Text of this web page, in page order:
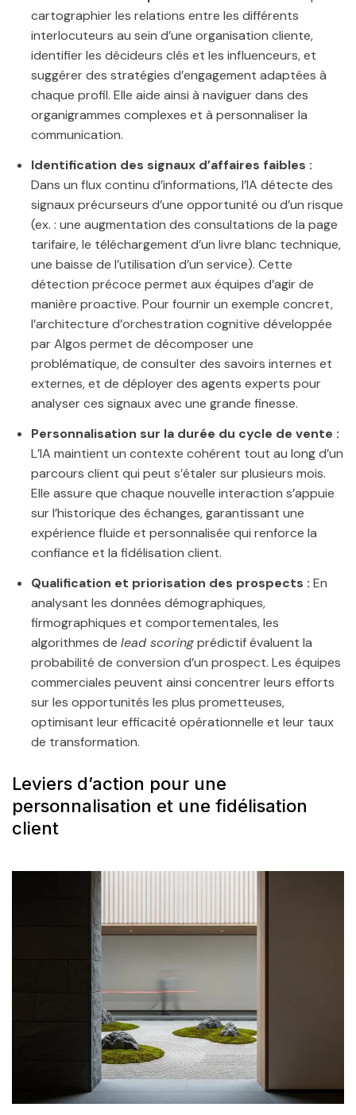
cartographier les relations entre les différents
interlocuteurs au sein d’une organisation cliente,
identifier les décideurs clés et les influenceurs, et
suggérer des stratégies d’engagement adaptées à
chaque profil. Elle aide ainsi à naviguer dans des
organigrammes complexes et à personnaliser la
communication.
Identification des signaux d’affaires faibles :
Dans un flux continu d’informations, l’IA détecte des
signaux précurseurs d’une opportunité ou d’un risque
(ex. : une augmentation des consultations de la page
tarifaire, le téléchargement d’un livre blanc technique,
une baisse de l’utilisation d’un service). Cette
détection précoce permet aux équipes d’agir de
manière proactive. Pour fournir un exemple concret,
l’architecture d’orchestration cognitive développée
par Algos permet de décomposer une
problématique, de consulter des savoirs internes et
externes, et de déployer des agents experts pour
analyser ces signaux avec une grande finesse.
Personnalisation sur la durée du cycle de vente :
L’IA maintient un contexte cohérent tout au long d’un
parcours client qui peut s’étaler sur plusieurs mois.
Elle assure que chaque nouvelle interaction s’appuie
sur l’historique des échanges, garantissant une
expérience fluide et personnalisée qui renforce la
confiance et la fidélisation client.
Qualification et priorisation des prospects : En
analysant les données démographiques,
firmographiques et comportementales, les
algorithmes de lead scoringprédictif évaluent la
probabilité de conversion d’un prospect. Les équipes
commerciales peuvent ainsi concentrer leurs efforts
sur les opportunités les plus prometteuses,
optimisant leur efficacité opérationnelle et leur taux
de transformation.
Leviers d’action pour une
personnalisation et une fidélisation
client